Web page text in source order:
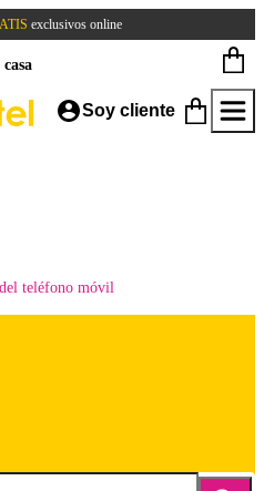
exclusivos online
Soy cliente
teléfono móvil